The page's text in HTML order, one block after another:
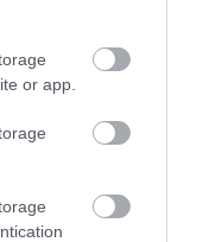
or app.
η διάθεση
Ολυμπιακός